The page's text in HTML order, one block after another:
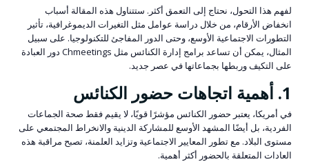
لفهم هذا التحول، نحتاج إلى التعمق أكثر. ستتناول هذه المقالة أسباب
انخفاض الأرقام، من خلال دراسة عوامل مثل التغيرات الديموغرافية، تأثير
التطورات الاجتماعية الأوسع، وحتى الدور المفاجئ للتكنولوجيا. على سبيل
المثال، يمكن أن تساعد برامج إدارة الكنائس مثل Chmeetings دور العبادة
على التكيف وربطها بجماعاتها في عصر جديد.
1. أهمية اتجاهات حضور الكنائس
في أمريكا، يعتبر حضور الكنائس مؤشرًا قويًا، لا يقيم فقط صحة الجماعات
الفردية، بل أيضًا المشهد الأوسع للمشاركة الدينية والانخراط المجتمعي على
مستوى البلاد. مع تطور المعايير الاجتماعية وتزايد العلمنة، تصبح مراقبة هذه
العادات المتعلقة بالحضور أكثر أهمية.